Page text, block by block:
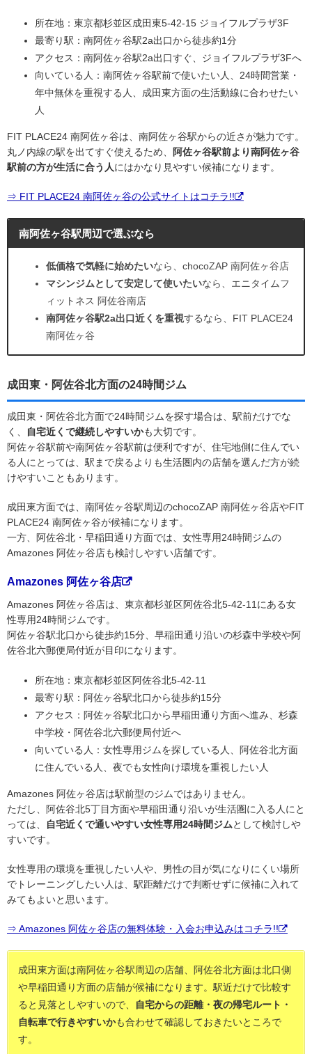
所在地：東京都杉並区成田東5-42-15 ジョイフルプラザ3F
最寄り駅：南阿佐ヶ谷駅2a出口から徒歩約1分
アクセス：南阿佐ヶ谷駅2a出口すぐ、ジョイフルプラザ3Fへ
向いている人：南阿佐ヶ谷駅前で使いたい人、24時間営業・
年中無休を重視する人、成田東方面の生活動線に合わせたい
人
FIT PLACE24 南阿佐ヶ谷は、南阿佐ヶ谷駅からの近さが魅力です。
丸ノ内線の駅を出てすぐ使えるため、
阿佐ヶ谷駅前より南阿佐ヶ谷
駅前の方が生活に合う人にはかなり見やすい候補になります。
⇒ FIT PLACE24 南阿佐ヶ谷の公式サイトはコチラ!!
南阿佐ヶ谷駅周辺で選ぶなら
低価格で気軽に始めたいなら、chocoZAP 南阿佐ヶ谷店
マシンジムとして安定して使いたいなら、エニタイムフ
ィットネス 阿佐谷南店
南阿佐ヶ谷駅2a出口近くを重視するなら、FIT PLACE24
南阿佐ヶ谷
成田東・阿佐谷北方面の24時間ジム
成田東・阿佐谷北方面で24時間ジムを探す場合は、駅前だけでな
く、
自宅近くで継続しやすいかも大切です。
阿佐ヶ谷駅前や南阿佐ヶ谷駅前は便利ですが、住宅地側に住んでい
る人にとっては、駅まで戻るよりも生活圏内の店舗を選んだ方が続
けやすいこともあります。
成田東方面では、南阿佐ヶ谷駅周辺のchocoZAP 南阿佐ヶ谷店やFIT
PLACE24 南阿佐ヶ谷が候補になります。
一方、阿佐谷北・早稲田通り方面では、女性専用24時間ジムの
Amazones 阿佐ヶ谷店も検討しやすい店舗です。
Amazones 阿佐ヶ谷店
Amazones 阿佐ヶ谷店は、東京都杉並区阿佐谷北5-42-11にある女
性専用24時間ジムです。
阿佐ヶ谷駅北口から徒歩約15分、早稲田通り沿いの杉森中学校や阿
佐谷北六郵便局付近が目印になります。
所在地：東京都杉並区阿佐谷北5-42-11
最寄り駅：阿佐ヶ谷駅北口から徒歩約15分
アクセス：阿佐ヶ谷駅北口から早稲田通り方面へ進み、杉森
中学校・阿佐谷北六郵便局付近へ
向いている人：女性専用ジムを探している人、阿佐谷北方面
に住んでいる人、夜でも女性向け環境を重視したい人
Amazones 阿佐ヶ谷店は駅前型のジムではありません。
ただし、阿佐谷北5丁目方面や早稲田通り沿いが生活圏に入る人にと
っては、
自宅近くで通いやすい女性専用24時間ジムとして検討しや
すいです。
女性専用の環境を重視したい人や、男性の目が気になりにくい場所
でトレーニングしたい人は、駅距離だけで判断せずに候補に入れて
みてもよいと思います。
⇒ Amazones 阿佐ヶ谷店の無料体験・入会お申込みはコチラ!!
成田東方面は南阿佐ヶ谷駅周辺の店舗、阿佐谷北方面は北口側
や早稲田通り方面の店舗が候補になります。駅近だけで比較す
ると見落としやすいので、
自宅からの距離・夜の帰宅ルート・
自転車で行きやすいかも合わせて確認しておきたいところで
す。